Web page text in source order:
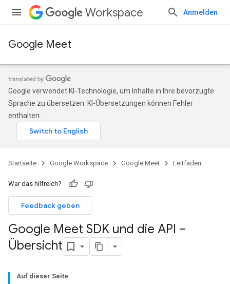
Workspace Anmelden
Google Meet
Google verwendet KI-Technologie, um Inhalte in Ihre bevorzugte
Sprache zu übersetzen. KI-Übersetzungen können Fehler
enthalten.
Startseite Google Workspace Google Meet Leitfäden
War das hilfreich?
Feedback geben
Google Meet SDK und die API –
Übersicht
Auf dieser Seite